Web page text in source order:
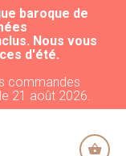
baroque de
Nous vous
d'été.
commandes
21 août 2026.